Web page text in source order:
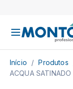
Início / Produtos
ACQUA SATINADO